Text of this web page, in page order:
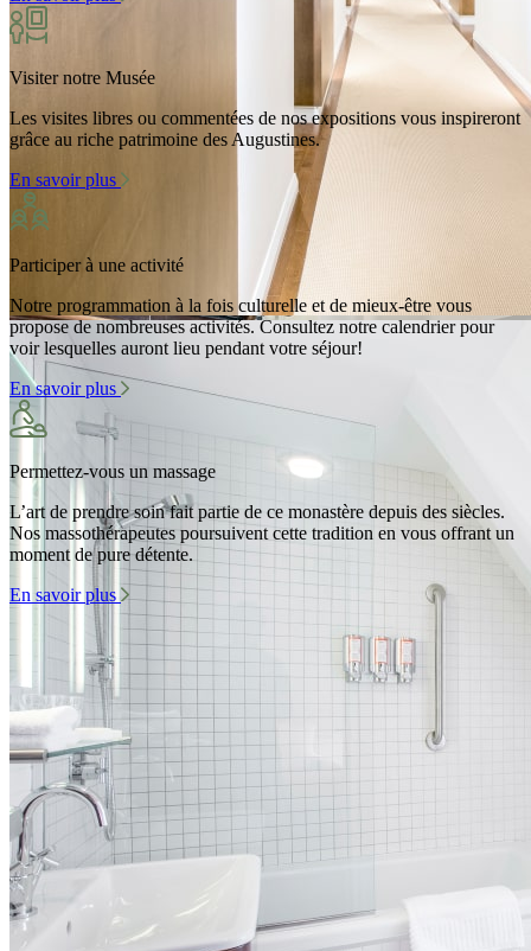
Visiter notre Musée
Les visites libres ou commentées de nos expositions vous inspireront
grâce au riche patrimoine des Augustines.
En savoir plus
Participer à une activité
Notre programmation à la fois culturelle et de mieux-être vous
propose de nombreuses activités. Consultez notre calendrier pour
voir lesquelles auront lieu pendant votre séjour!
En savoir plus
Permettez-vous un massage
L’art de prendre soin fait partie de ce monastère depuis des siècles.
Nos massothérapeutes poursuivent cette tradition en vous offrant un
moment de pure détente.
En savoir plus